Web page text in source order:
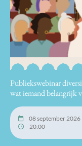
Publiekswebinar
wat iemand belangrijk
08 september 2026
20:00